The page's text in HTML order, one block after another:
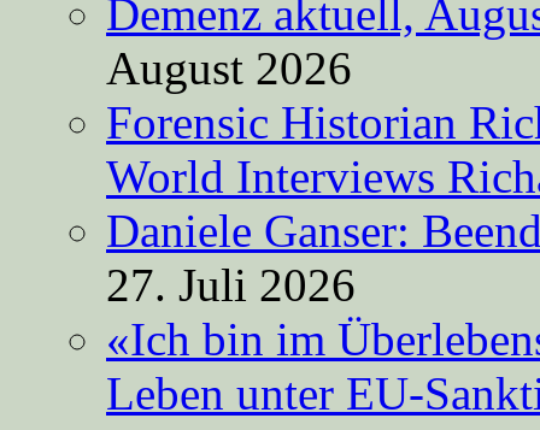
Demenz aktuell,
August 2026
Forensic Historian
World Interviews
Daniele Ganser:
27. Juli 2026
«Ich bin im
Leben unter EU-